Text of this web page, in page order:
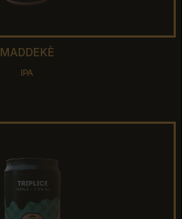
MADDEKÈ
MADDEKÈ
IPA